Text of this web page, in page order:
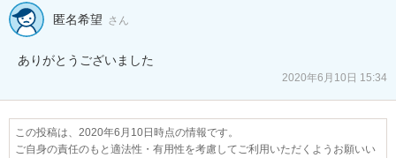
匿名希望 さん
ありがとうございました
2020年6月10日 15:34
この投稿は、2020年6月10日時点の情報です。
ご自身の責任のもと適法性・有用性を考慮してご利用いただくようお願いい